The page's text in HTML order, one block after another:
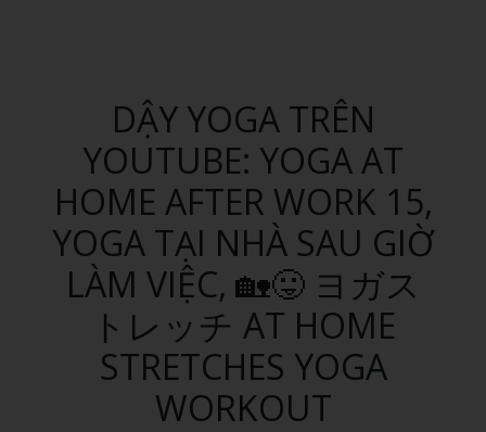
DẬY YOGA TRÊN
YOUTUBE: YOGA AT
HOME AFTER WORK 15,
YOGA TẠI NHÀ SAU GIỜ
LÀM VIỆC, 🏡😛 ヨガス
トレッチ AT HOME
STRETCHES YOGA
WORKOUT